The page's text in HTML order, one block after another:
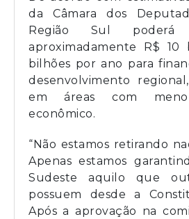
da Câmara dos
Região Sul poderá
aproximadamente R$ 10
bilhões por ano para
desenvolvimento
em áreas com
econômico.
“Não estamos retirando
Apenas estamos
Sudeste aquilo que
possuem desde a
Após a aprovação na